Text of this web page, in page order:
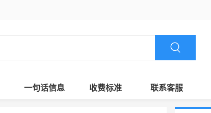
一句话信息 收费标准 联系客服